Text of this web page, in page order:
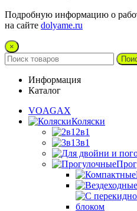
Подробную информацию о
на сайте dolyame.ru
×
Информация
Каталог
VOAGAX
Коляски
2в1
3в1